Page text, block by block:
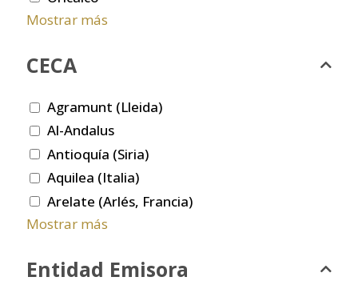
Mostrar más
CECA
Agramunt (Lleida)
Al-Andalus
Antioquía (Siria)
Aquilea (Italia)
Arelate (Arlés, Francia)
Mostrar más
Entidad Emisora